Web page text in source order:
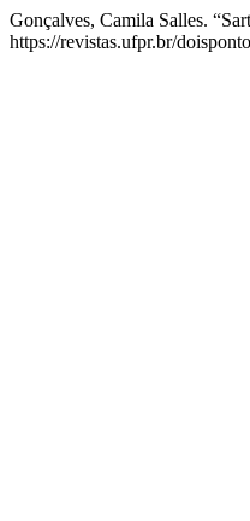
Gonçalves, Camila Salles.
https://revistas.ufpr.br/